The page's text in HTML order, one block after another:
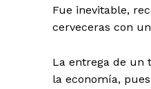
Fue inevitable,
cerveceras con
La entrega de un
la economía,